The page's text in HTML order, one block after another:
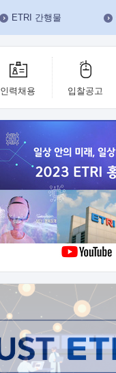
ETRI 간행물
인력채용 입찰공고